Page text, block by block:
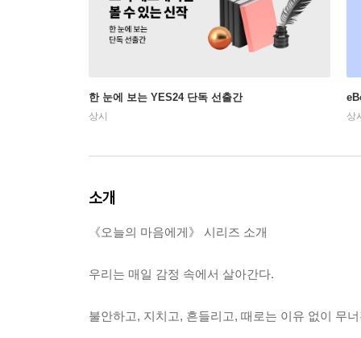
한 눈에 보는 YES24 단독 선출간
상시 상
소개
《오늘의 마음에게》 시리즈 소개
우리는 매일 감정 속에서 살아간다.
불안하고, 지치고, 흔들리고, 때로는 이유 없이 무